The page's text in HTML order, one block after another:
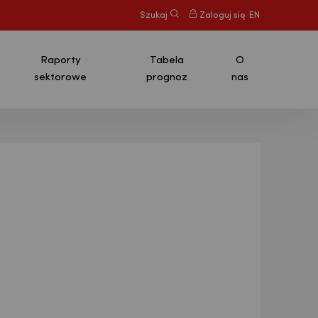
Szukaj Zaloguj się EN
Raporty
sektorowe
Tabela
prognoz
O
nas